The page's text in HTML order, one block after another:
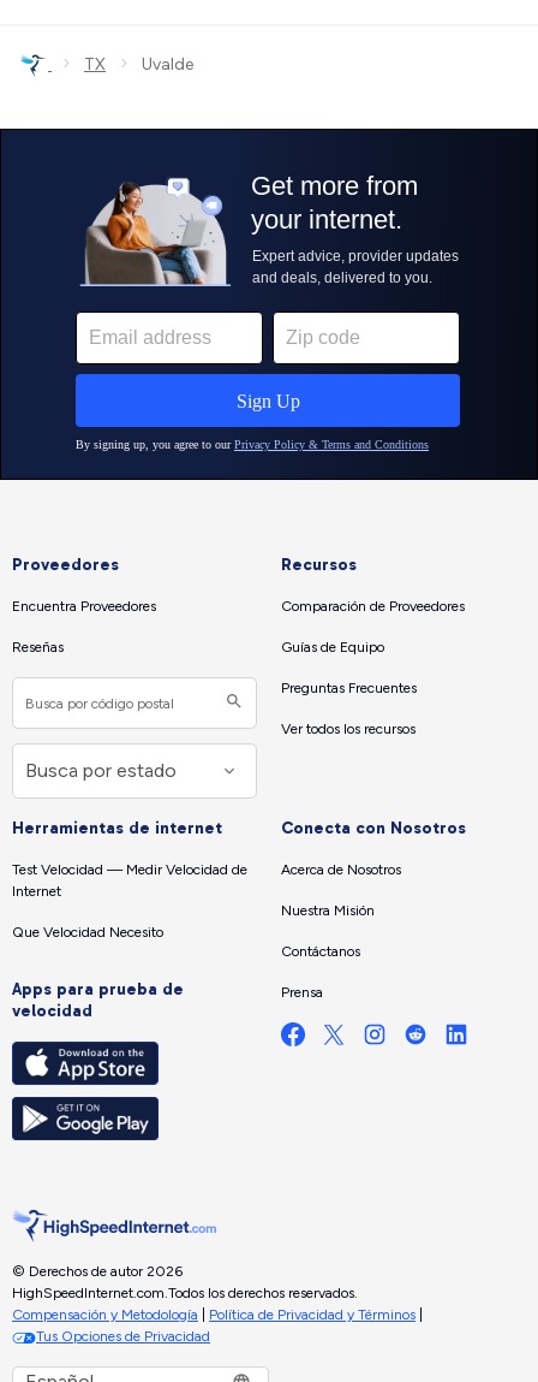
› TX › Uvalde
Proveedores
Encuentra Proveedores
Reseñas
Recursos
Comparación de Proveedores
Guías de Equipo
Preguntas Frecuentes
Ver todos los recursos
Herramientas de internet
Test Velocidad — Medir Velocidad de
Internet
Que Velocidad Necesito
Apps para prueba de
velocidad
Conecta con Nosotros
Acerca de Nosotros
Nuestra Misión
Contáctanos
Prensa
© Derechos de autor 2026
HighSpeedInternet.com.Todos los derechos reservados.
Compensación y Metodología
Política de Privacidad y Términos
Tus Opciones de Privacidad